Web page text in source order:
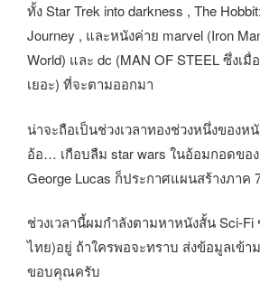
ทั้ง Star Trek into darkness , The
Journey , และหนังค่าย marvel (Iron
World) และ dc (MAN OF STEEL ซึ่งเ
เยอะ) ที่จะตามออกมา
น่าจะถือเป็นช่วงเวลาทองช่วงหนึ่งของห
อ้อ… เกือบลืม star wars ในอ้อมกอดขอ
George Lucas ก็ประกาศแผนสร้างภาค
ช่วงเวลานี้ผมกำลังตามหาหนังสั้น Sci-
ไทย)อยู่ ถ้าใครพอจะทราบ ส่งข้อมูลเข้
ขอบคุณครับ